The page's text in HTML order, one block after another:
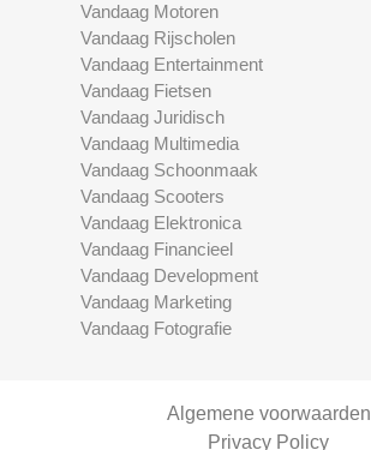
Vandaag Motoren
Vandaag Rijscholen
Vandaag Entertainment
Vandaag Fietsen
Vandaag Juridisch
Vandaag Multimedia
Vandaag Schoonmaak
Vandaag Scooters
Vandaag Elektronica
Vandaag Financieel
Vandaag Development
Vandaag Marketing
Vandaag Fotografie
Algemene voorwaarden
Privacy Policy